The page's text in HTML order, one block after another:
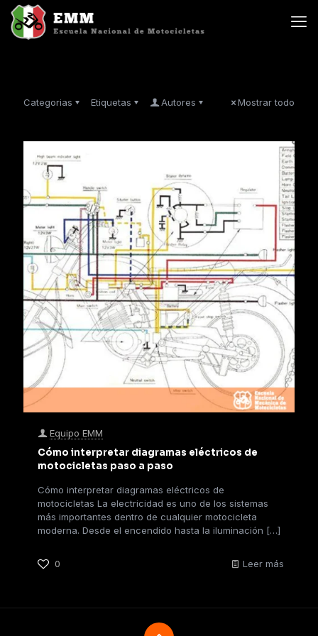
Categorias Etiquetas Autores Mostrar todo
Equipo EMM
Cómo interpretar diagramas eléctricos de
motocicletas paso a paso
Cómo interpretar diagramas eléctricos de
motocicletas La electricidad es uno de los sistemas
más importantes dentro de cualquier motocicleta
moderna. Desde el encendido hasta la iluminación […]
0 Leer más